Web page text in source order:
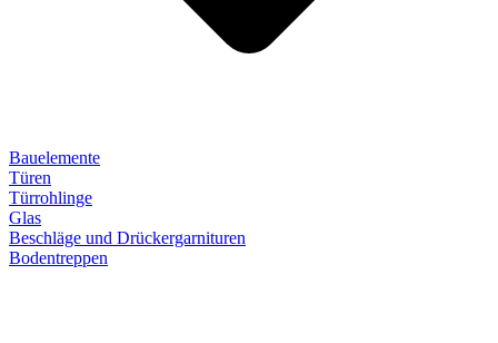
Bauelemente
Türen
Türrohlinge
Glas
Beschläge und Drückergarnituren
Bodentreppen